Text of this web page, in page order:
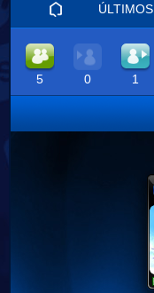
5 0 1